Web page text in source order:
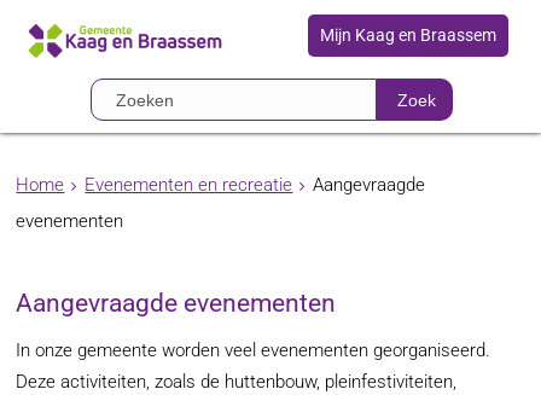
Mijn Kaag en Braassem
Zoek
Home Evenementen en recreatie
Aangevraagde
evenementen
Aangevraagde evenementen
In onze gemeente worden veel evenementen georganiseerd.
Deze activiteiten, zoals de huttenbouw, pleinfestiviteiten,